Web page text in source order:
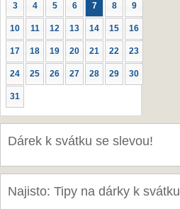
3 4 5 6 7 8 9
10 11 12 13 14 15 16
17 18 19 20 21 22 23
24 25 26 27 28 29 30
31
Dárek k svátku se slevou!
Najisto: Tipy na dárky k svátku